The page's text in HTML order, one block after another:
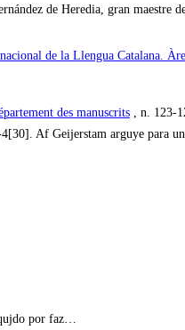
de Heredia, gran maestre
de la Llengua Catalana.
des manuscrits , n. 123-
Af Geijerstam arguye para
por faz…